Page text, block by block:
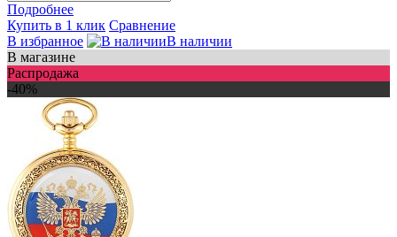
Подробнее
Купить в 1 клик Сравнение
В избранное
В наличии
В магазине
Распродажа
-40%